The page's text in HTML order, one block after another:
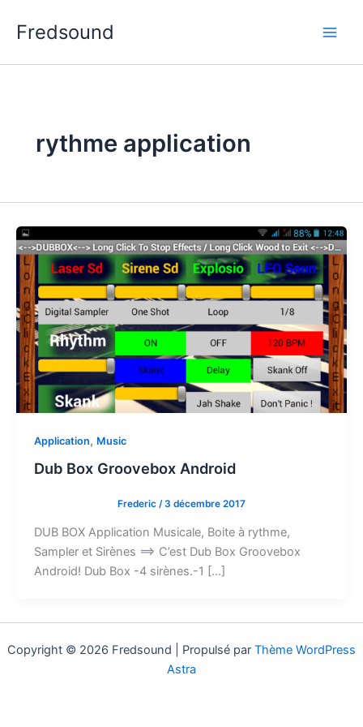
Fredsound
rythme application
Application, Music
Dub Box Groovebox Android
Frederic /3 décembre 2017
DUB BOX Application Musicale, Boite à rythme,
Sampler et Sirènes ==> C’est Dub Box Groovebox
Android! Dub Box -4 sirènes.-1 […]
Copyright © 2026 Fredsound | Propulsé par Thème WordPress
Astra